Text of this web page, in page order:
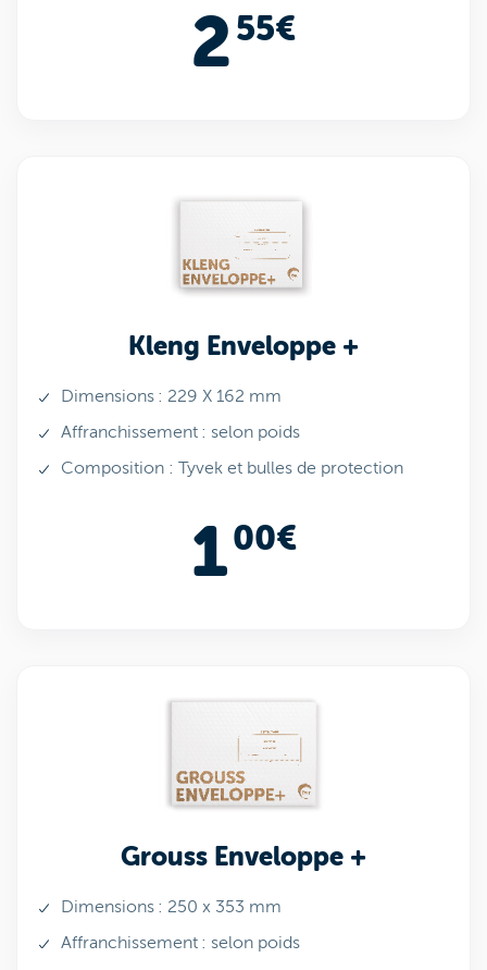
255€
Kleng Enveloppe +
Dimensions : 229 X 162 mm
Affranchissement : selon poids
Composition : Tyvek et bulles de protection
100€
Grouss Enveloppe +
Dimensions : 250 x 353 mm
Affranchissement : selon poids